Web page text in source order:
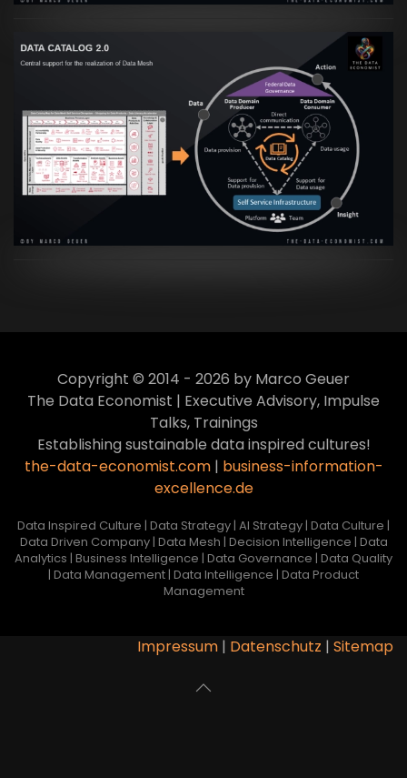
Artikel:Data Mesh Ökosysteme: Die
Transformation zur Data Inspired Human
Culture
VIEW
Artikel:
Data
Mesh
zur
Inspired
Human
Culture
VIEW
Copyright © 2014 - 2026 by Marco Geuer
The Data Economist | Executive Advisory, Impulse
Talks, Trainings
Establishing sustainable data inspired cultures!
the-data-economist.com| business-information-
excellence.de
Data Inspired Culture | Data Strategy | AI Strategy | Data Culture |
Data Driven Company | Data Mesh | Decision Intelligence | Data
Analytics | Business Intelligence | Data Governance | Data Quality
| Data Management | Data Intelligence | Data Product
Management
Impressum | Datenschutz | Sitemap